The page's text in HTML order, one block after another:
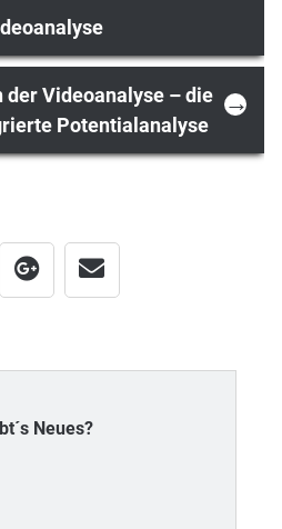
der Videoanalyse – die
Potentialanalyse
→
Neues?